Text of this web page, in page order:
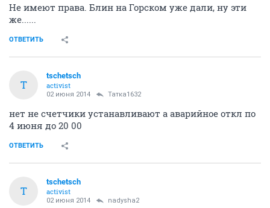
Не имеют права. Блин на Горском уже дали, ну эти
же......
ОТВЕТИТЬ
T
tschetsch
activist
02 июня 2014 Татка1632
нет не счетчики устанавливают а аварийное откл по
4 июня до 20 00
ОТВЕТИТЬ
T
tschetsch
activist
02 июня 2014 nadysha2